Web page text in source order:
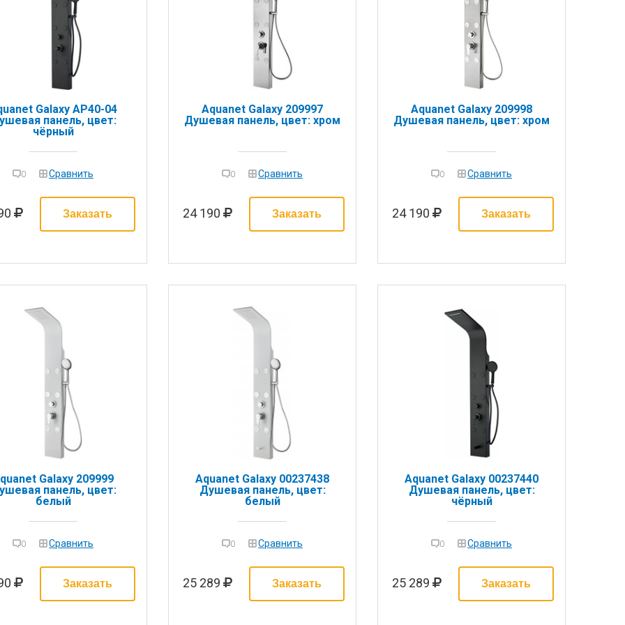
Galaxy AP40-04
панель, цвет:
чёрный
0 Сравнить
Aquanet Galaxy 209997
Душевая панель, цвет: хром
0 Сравнить
24 190
Aquanet Galaxy 209998
Душевая панель, цвет: хром
0 Сравнить
24 190
Galaxy 209999
панель, цвет:
белый
0 Сравнить
Aquanet Galaxy 00237438
Душевая панель, цвет:
белый
0 Сравнить
25 289
Aquanet Galaxy 00237440
Душевая панель, цвет:
чёрный
0 Сравнить
25 289